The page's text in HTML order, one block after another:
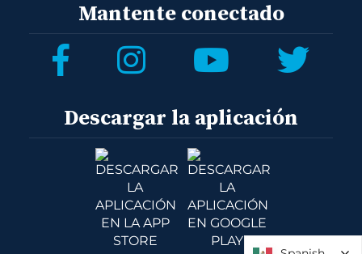
Mantente conectado
Descargar la aplicación